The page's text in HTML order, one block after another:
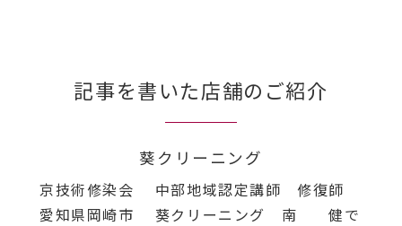
記事を書いた店舗のご紹介
葵クリーニング
京技術修染会 中部地域認定講師 修復師
愛知県岡崎市 葵クリーニング 南 健で